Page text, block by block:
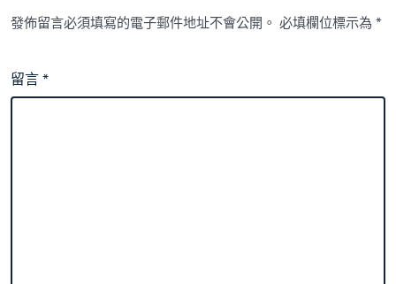
發佈留言必須填寫的電子郵件地址不會公開。 必填欄位標示為*
留言*